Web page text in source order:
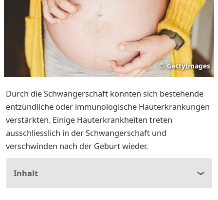
© GettyImages
Durch die Schwangerschaft könnten sich bestehende
entzündliche oder immunologische Hauterkrankungen
verstärkten. Einige Hauterkrankheiten treten
ausschliesslich in der Schwangerschaft und
verschwinden nach der Geburt wieder.
Inhalt